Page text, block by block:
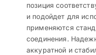
позиция
и подойдет для
применяются
соединения.
аккуратной и